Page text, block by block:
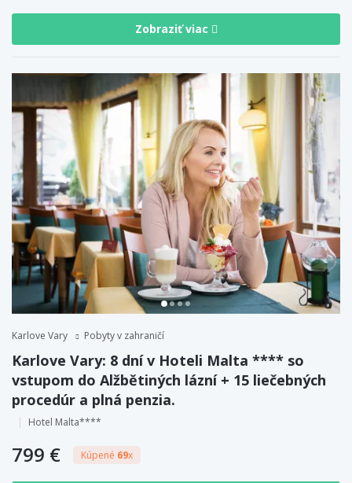
Zobraziť viac
Karlove Vary Pobyty v zahraničí
Karlove Vary: 8 dní v Hoteli Malta **** so
vstupom do Alžbětiných lázní + 15 liečebných
procedúr a plná penzia.
Hotel Malta****
799 € Kúpené 69x